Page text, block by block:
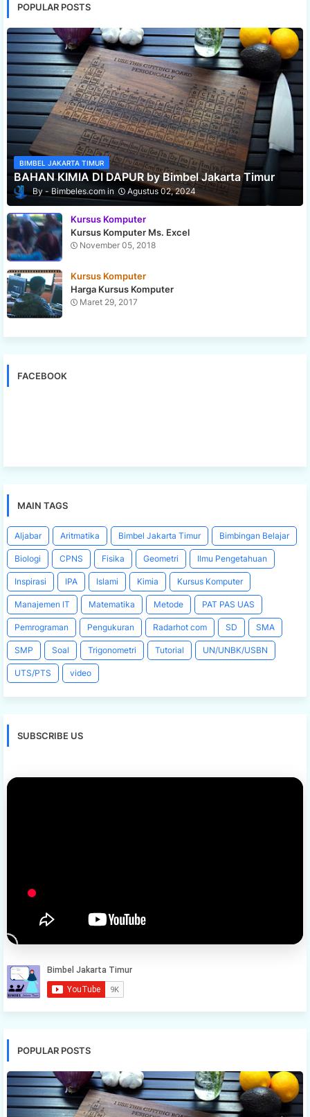
POPULAR POSTS
BIMBEL JAKARTA TIMUR
BAHAN KIMIA DI DAPUR by Bimbel Jakarta Timur
Bimbeles.com Agustus 02, 2024
Kursus Komputer
Kursus Komputer Ms. Excel
November 05, 2018
Kursus Komputer
Harga Kursus Komputer
Maret 29, 2017
FACEBOOK
MAIN TAGS
Aljabar Aritmatika Bimbel Jakarta Timur Bimbingan Belajar
Biologi CPNS Fisika Geometri Ilmu Pengetahuan
Inspirasi IPA Islami Kimia Kursus Komputer
Manajemen IT Matematika Metode PAT PAS UAS
Pemrograman Pengukuran Radarhot com SD SMA
SMP Soal Trigonometri Tutorial UN/UNBK/USBN
UTS/PTS video
SUBSCRIBE US
POPULAR POSTS